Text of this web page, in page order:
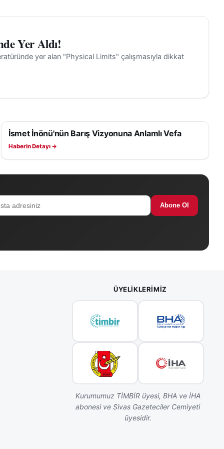
Yer Aldı!
yer alan "Physical Limits" çalışmasıyla dikkat
SAĞLIK
İsmet İnönü'nün Barış Vizyonuna Anlamlı Vefa
Haberin Detayı →
Abone Ol
ÜYELIKLERIMIZ
Kurumumuz TİMBİR üyesi, BHA ve İHA
abonesi ve Sivas Gazeteciler Cemiyeti
üyesidir.